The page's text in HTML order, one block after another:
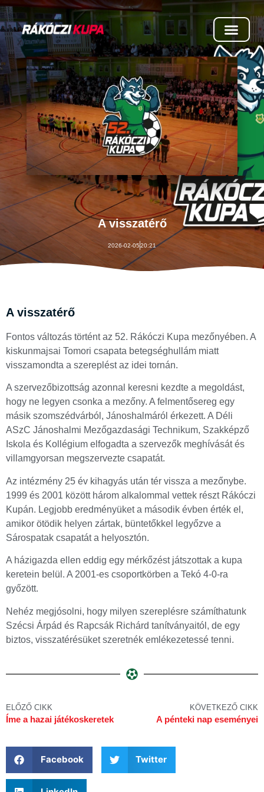
A visszatérő
2026-02-0520:21
A visszatérő
Fontos változás történt az 52. Rákóczi Kupa mezőnyében. A
kiskunmajsai Tomori csapata betegséghullám miatt
visszamondta a szereplést az idei tornán.
A szervezőbizottság azonnal keresni kezdte a megoldást,
hogy ne legyen csonka a mezőny. A felmentősereg egy
másik szomszédvárból, Jánoshalmáról érkezett. A Déli
ASzC Jánoshalmi Mezőgazdasági Technikum, Szakképző
Iskola és Kollégium elfogadta a szervezők meghívását és
villamgyorsan megszervezte csapatát.
Az intézmény 25 év kihagyás után tér vissza a mezőnybe.
1999 és 2001 között három alkalommal vettek részt Rákóczi
Kupán. Legjobb eredményüket a második évben érték el,
amikor ötödik helyen zártak, büntetőkkel legyőzve a
Sárospatak csapatát a helyosztón.
A házigazda ellen eddig egy mérkőzést játszottak a kupa
keretein belül. A 2001-es csoportkörben a Tekó 4-0-ra
győzött.
Nehéz megjósolni, hogy milyen szereplésre számíthatunk
Szécsi Árpád és Rapcsák Richárd tanítványaitól, de egy
biztos, visszatérésüket szeretnék emlékezetessé tenni.
ELŐZŐ CIKK
Íme a hazai játékoskeretek
KÖVETKEZŐ CIKK
A pénteki nap eseményei
Facebook Twitter